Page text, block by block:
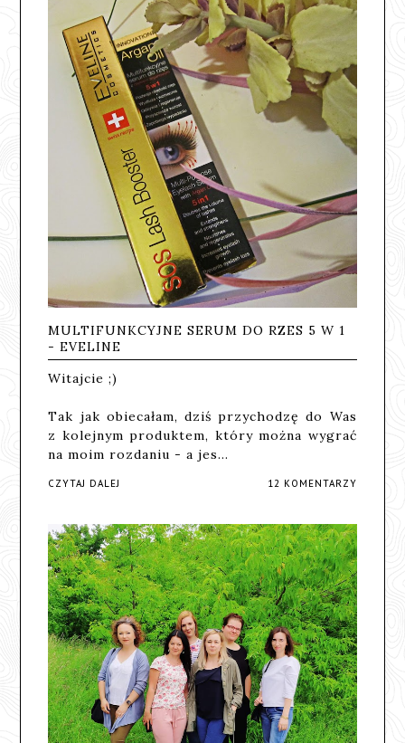
MULTIFUNKCYJNE SERUM DO RZES 5 W 1
- EVELINE
Witajcie ;)
Tak jak obiecałam, dziś przychodzę do Was
z kolejnym produktem, który można wygrać
na moim rozdaniu - a jes…
CZYTAJ DALEJ 12 KOMENTARZY